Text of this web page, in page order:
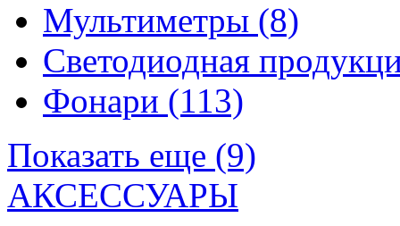
Мультиметры (8)
Светодиодная
Фонари (113)
Показать еще (9)
АКСЕССУАРЫ